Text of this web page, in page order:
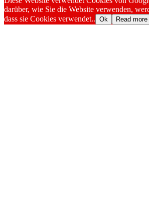
darüber, wie Sie die Website verwenden,
dass sie Cookies verwendet.. Ok Read more